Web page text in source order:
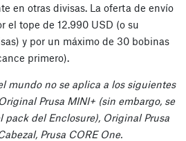
en otras divisas. La oferta de envío
el tope de 12.990 USD (o su
y por un máximo de 30 bobinas
primero).
mundo no se aplica a los siguientes
Prusa MINI+ (sin embargo, se
pack del Enclosure), Original Prusa
Prusa CORE One.